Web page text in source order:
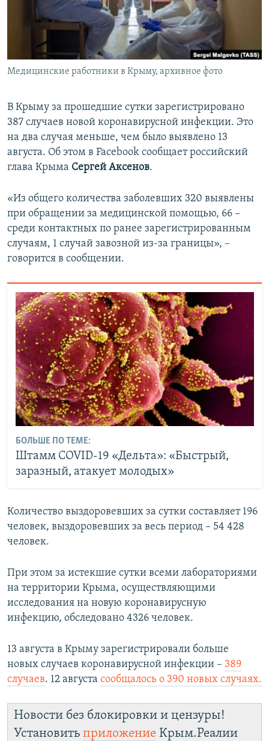
ПОБЕДИТЕЛЕЙ НЕ СУДЯТ?
КРЫМ.НЕПОКОРЕННЫЙ
ELIFBE
УКРАИНСКАЯ ПРОБЛЕМА КРЫМА
ПРИСОЕДИНЯЙТЕСЬ!
Медицинские работники в Крыму, архивное фото
В Крыму за прошедшие сутки зарегистрировано
387 случаев новой коронавирусной инфекции. Это
на два случая меньше, чем было выявлено 13
августа. Об этом в Facebook сообщает российский
глава Крыма Сергей Аксенов.
«Из общего количества заболевших 320 выявлены
при обращении за медицинской помощью, 66 –
среди контактных по ранее зарегистрированным
случаям, 1 случай завозной из-за границы», –
говорится в сообщении.
БОЛЬШЕ ПО ТЕМЕ:
Штамм COVID-19 «Дельта»: «Быстрый,
заразный, атакует молодых»
Количество выздоровевших за сутки составляет 196
человек, выздоровевших за весь период – 54 428
человек.
При этом за истекшие сутки всеми лабораториями
на территории Крыма, осуществляющими
исследования на новую коронавирусную
инфекцию, обследовано 4326 человек.
13 августа в Крыму зарегистрировали больше
новых случаев коронавирусной инфекции – 389
случаев. 12 августа сообщалось о 390 новых случаях.
Новости без блокировки и цензуры!
Установить приложение Крым.Реалии